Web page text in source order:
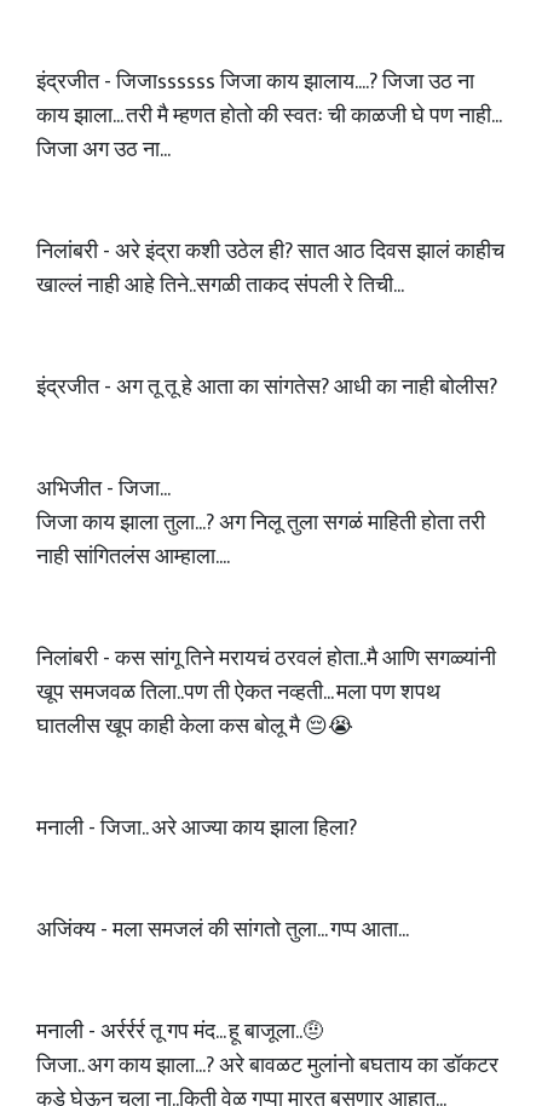
इंद्रजीत - जिजाssssss जिजा काय झालाय....? जिजा उठ ना
काय झाला... तरी मै म्हणत होतो की स्वतः ची काळजी घे पण नाही...
जिजा अग उठ ना...
निलांबरी - अरे इंद्रा कशी उठेल ही? सात आठ दिवस झालं काहीच
खाल्लं नाही आहे तिने..सगळी ताकद संपली रे तिची...
इंद्रजीत - अग तू तू हे आता का सांगतेस? आधी का नाही बोलीस?
अभिजीत - जिजा...
जिजा काय झाला तुला...? अग निलू तुला सगळं माहिती होता तरी
नाही सांगितलंस आम्हाला....
निलांबरी - कस सांगू तिने मरायचं ठरवलं होता..मै आणि सगळ्यांनी
खूप समजवळ तिला..पण ती ऐकत नव्हती... मला पण शपथ
घातलीस खूप काही केला कस बोलू मै 😔😭
मनाली - जिजा.. अरे आज्या काय झाला हिला?
अजिंक्य - मला समजलं की सांगतो तुला... गप्प आता...
मनाली - अर्रर्रर्र तू गप मंद... हू बाजूला..🤨
जिजा.. अग काय झाला...? अरे बावळट मुलांनो बघताय का डॉकटर